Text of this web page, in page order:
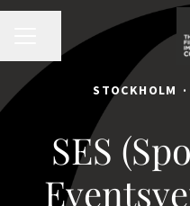
KARRIÄRMENY
Dela sidan
STOCKHOLM ·
SES